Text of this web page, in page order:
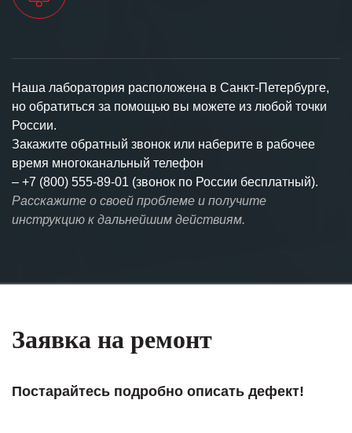
Наша лаборатория расположена в Санкт-Петербурге,
но обратиться за помощью вы можете из любой точки
России.
Закажите обратный звонок или наберите в рабочее
время многоканальный телефон
– +7 (800) 555-89-01 (звонок по России бесплатный).
Расскажите о своей проблеме и получите
инструкцию к дальнейшим действиям.
Заявка на ремонт
Постарайтесь подробно описать дефект!